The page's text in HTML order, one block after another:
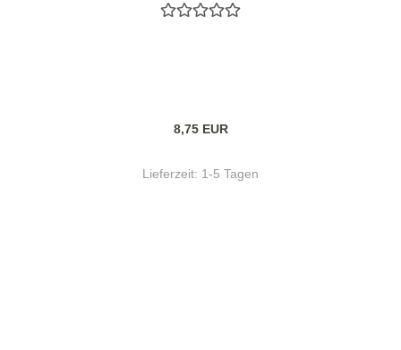
8,75 EUR
Lieferzeit: 1-5 Tagen